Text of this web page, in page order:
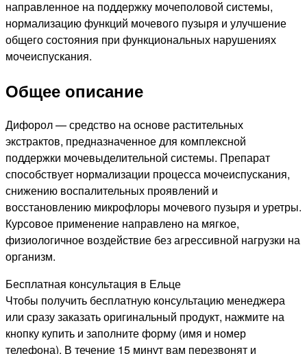
направленное на поддержку мочеполовой системы,
нормализацию функций мочевого пузыря и улучшение
общего состояния при функциональных нарушениях
мочеиспускания.
Общее описание
Дифорол — средство на основе растительных
экстрактов, предназначенное для комплексной
поддержки мочевыделительной системы. Препарат
способствует нормализации процесса мочеиспускания,
снижению воспалительных проявлений и
восстановлению микрофлоры мочевого пузыря и уретры.
Курсовое применение направлено на мягкое,
физиологичное воздействие без агрессивной нагрузки на
организм.
Бесплатная консультация в Ельце
Чтобы получить бесплатную консультацию менеджера
или сразу заказать оригинальный продукт, нажмите на
кнопку купить и заполните форму (имя и номер
телефона). В течение 15 минут вам перезвонят и